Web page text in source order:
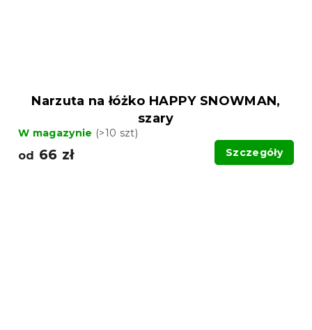
Narzuta na łóżko HAPPY SNOWMAN,
szary
W magazynie (>10 szt)
od 66 zł Szczegóły